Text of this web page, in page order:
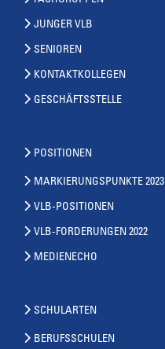
JUNGER VLB
SENIOREN
KONTAKTKOLLEGEN
GESCHÄFTSSTELLE
POSITIONEN
MARKIERUNGSPUNKTE 2023
VLB-POSITIONEN
VLB-FORDERUNGEN 2022
MEDIENECHO
SCHULARTEN
BERUFSSCHULEN